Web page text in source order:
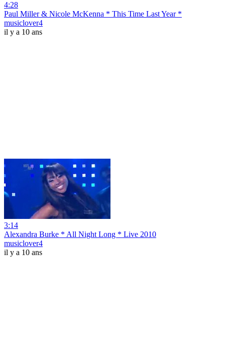
4:28
Paul Miller & Nicole McKenna * This Time Last Year *
musiclover4
il y a 10 ans
3:14
Alexandra Burke * All Night Long * Live 2010
musiclover4
il y a 10 ans